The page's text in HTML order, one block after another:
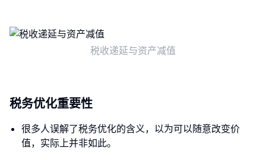
税收递延与资产减值
税务优化重要性
很多人误解了税务优化的含义，以为可以随意改变价
值，实际上并非如此。